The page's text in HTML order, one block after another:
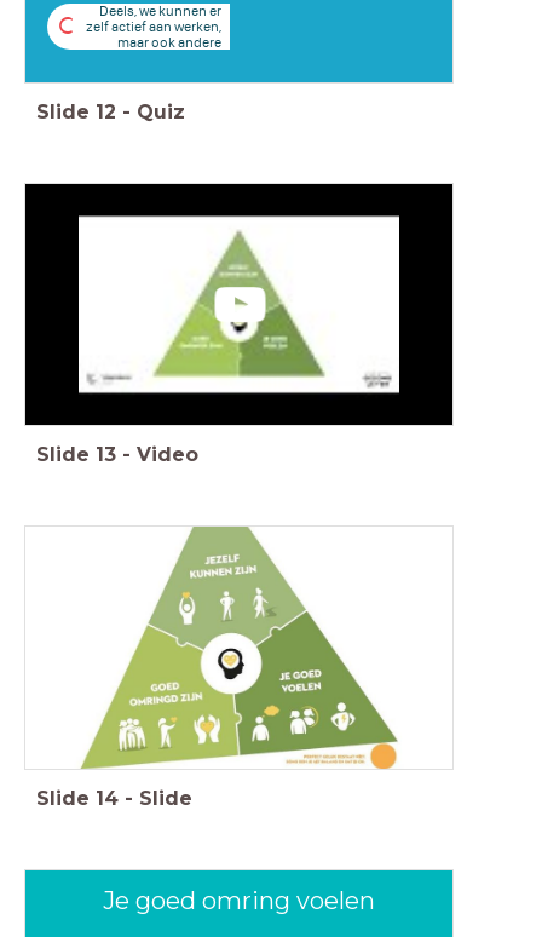
C
Deels, we kunnen er
zelf actief aan werken,
maar ook andere
Slide 12 - Quiz
Slide 13 - Video
Slide 14 - Slide
Je goed omring voelen